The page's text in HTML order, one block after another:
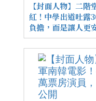
【封面人物】二
紅！中學出道吐露
負擔，而是讓人更